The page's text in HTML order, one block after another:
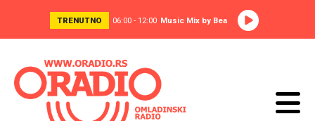
TRENUTNO 06:00 - 12:00 Music Mix by Bea